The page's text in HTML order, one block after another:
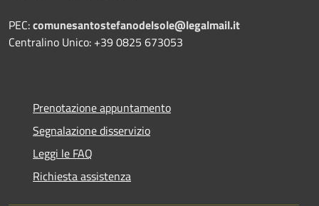
PEC:comunesantostefanodelsole@legalmail.it
Centralino Unico: +39 0825 673053
Prenotazione appuntamento
Segnalazione disservizio
Leggi le FAQ
Richiesta assistenza